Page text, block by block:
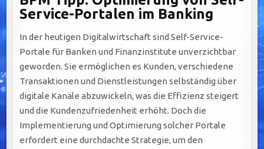
Service-Portalen im Banking
In der heutigen Digitalwirtschaft sind Self-Service-
Portale für Banken und Finanzinstitute unverzichtbar
geworden. Sie ermöglichen es Kunden, verschiedene
Transaktionen und Dienstleistungen selbständig über
digitale Kanäle abzuwickeln, was die Effizienz steigert
und die Kundenzufriedenheit erhöht. Doch die
Implementierung und Optimierung solcher Portale
erfordert eine durchdachte Strategie, um den